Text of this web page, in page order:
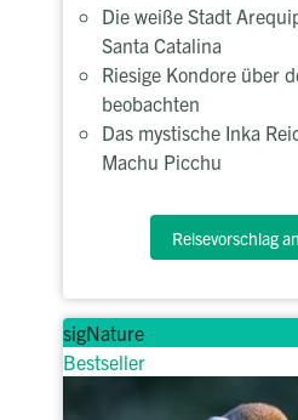
Die weiße Stadt
Santa Catalina
Riesige Kondore über
beobachten
Das mystische Inka
Machu Picchu
Reisevorschlag
sigNature
Bestseller